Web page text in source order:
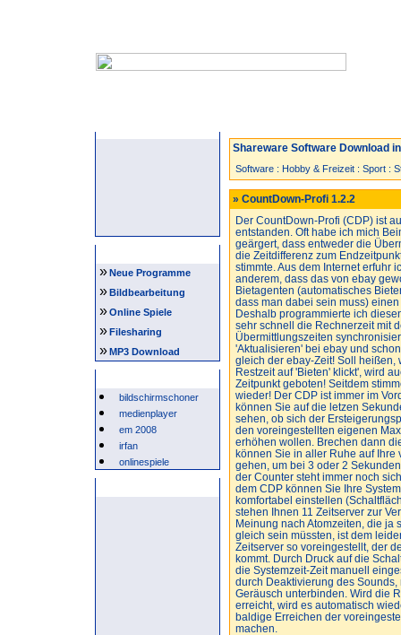
»Neue Programme
»Bildbearbeitung
»Online Spiele
»Filesharing
»MP3 Download
bildschirmschoner
medienplayer
em 2008
irfan
onlinespiele
Shareware Software Download
Software : Hobby & Freizeit : Sport :
» CountDown-Profi 1.2.2
Der CountDown-Profi (CDP) ist
entstanden. Oft habe ich mich
geärgert, dass entweder die
die Zeitdifferenz zum
stimmte. Aus dem Internet erfuhr
anderem, dass das von ebay
Bietagenten (automatisches
dass man dabei sein muss)
Deshalb programmierte ich
sehr schnell die Rechnerzeit mit
Übermittlungszeiten
'Aktualisieren' bei ebay und
gleich der ebay-Zeit! Soll heißen,
Restzeit auf 'Bieten' klickt', wird
Zeitpunkt geboten! Seitdem
wieder! Der CDP ist immer im
können Sie auf die letzen
sehen, ob sich der
den voreingestellten eigenen
erhöhen wollen. Brechen dann
können Sie in aller Ruhe auf Ihre
gehen, um bei 3 oder 2
der Counter steht immer noch
dem CDP können Sie Ihre
komfortabel einstellen
stehen Ihnen 11 Zeitserver zur
Meinung nach Atomzeiten, die ja
gleich sein müssten, ist dem
Zeitserver so voreingestellt, der
kommt. Durch Druck auf die
die Systemzeit-Zeit manuell
durch Deaktivierung des Sounds,
Geräusch unterbinden. Wird die
erreicht, wird es automatisch
baldige Erreichen der
machen.